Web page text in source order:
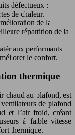
défectueux :
de chaleur.
de la
répartition de la
performants
le confort.
thermique
chaud au plafond, est
de plafond
et l’air froid, créant
à faible vitesse
thermique.